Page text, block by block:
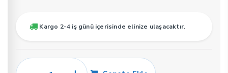
Kargo 2-4 iş günü içerisinde elinize ulaşacaktır.